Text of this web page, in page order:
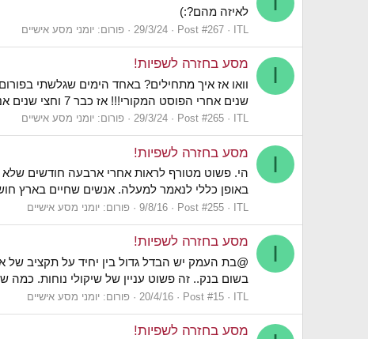
לאיזה מהם?:)
ITL
Post #267
29/3/24 פורום: יומני מסע אישיים
I מסע בחזרה לשפיות!
שנים אחרי הפוסט המקורי!!! אז כבר 7 וחצי שנים אני בישראל, חזרתי לארץ המובטחת, מתגורר בתל אביב וחי את החלום בכל מובן המילה, עשיתי את...
ITL
Post #265
29/3/24 פורום: יומני מסע אישיים
I מסע בחזרה לשפיות!
באופן כללי לנאמר למעלה. אנשים שחיים בארץ
ITL
Post #255
9/8/16 פורום: יומני מסע אישיים
I מסע בחזרה לשפיות!
@בת העמק יש הבדל גדול בין יחיד על תקציב של
בשום בנק.. זה פשוט עניין של שיקולי נוחות.
ITL
Post #15
20/4/16 פורום: יומני מסע אישיים
מסע בחזרה לשפיות!